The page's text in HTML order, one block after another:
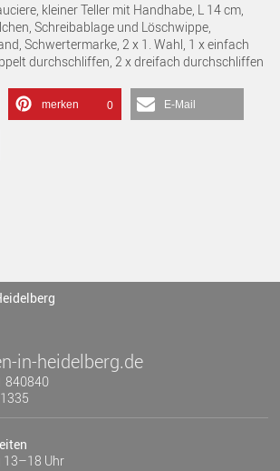
kleiner Teller mit Handhabe, L 14 cm,
Schreibablage und Löschwippe,
Schwertermarke, 2 x 1. Wahl, 1 x einfach
durchschliffen, 2 x dreifach durchschliffen
merken 0 E-Mail
in-heidelberg.de
840840
13–18 Uhr